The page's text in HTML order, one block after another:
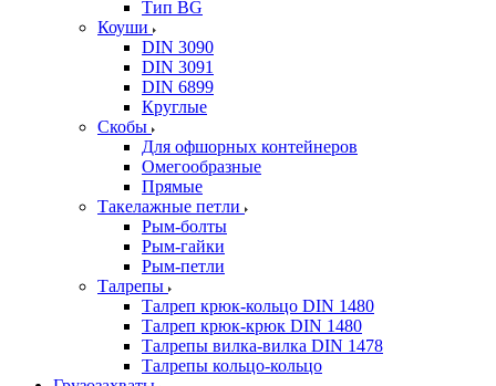
Тип BG
Коуши
DIN 3090
DIN 3091
DIN 6899
Круглые
Скобы
Для офшорных контейнеров
Омегообразные
Прямые
Такелажные петли
Рым-болты
Рым-гайки
Рым-петли
Талрепы
Талреп крюк-кольцо DIN 1480
Талреп крюк-крюк DIN 1480
Талрепы вилка-вилка DIN 1478
Талрепы кольцо-кольцо